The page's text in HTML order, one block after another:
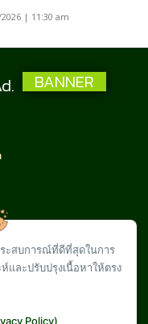
| 11:30 am
BANNER
ะสบการณ์ที่ดีที่สุดในการ
และปรับปรุงเนื้อหาให้ตรง
Policy)